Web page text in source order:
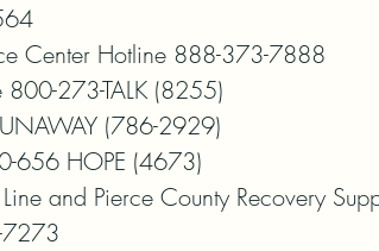
Center Hotline 888-373-7888
273-TALK (8255)
(786-2929)
656 HOPE (4673)
and Pierce County Recovery
7273